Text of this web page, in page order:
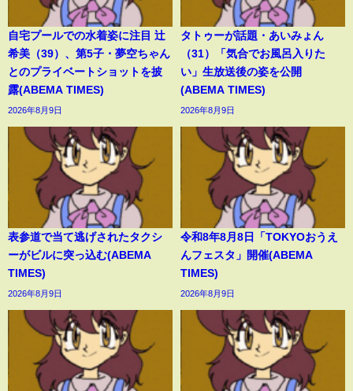
自宅プールでの水着姿に注目 辻
希美（39）、第5子・夢空ちゃん
とのプライベートショットを披
露(ABEMA TIMES)
2026年8月9日
タトゥーが話題・あいみょん
（31）「気合でお風呂入りた
い」生放送後の姿を公開
(ABEMA TIMES)
2026年8月9日
表参道で当て逃げされたタクシ
ーがビルに突っ込む(ABEMA
TIMES)
2026年8月9日
令和8年8月8日「TOKYOおうえ
んフェスタ」開催(ABEMA
TIMES)
2026年8月9日